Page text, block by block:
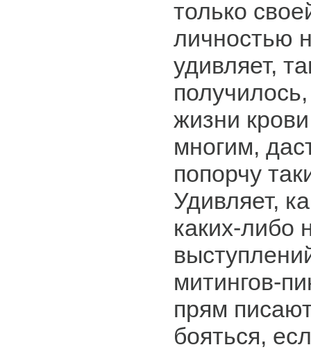
только
личностью
удивляет,
жизни
многим,
попорчу
Удивляет,
каких-либо
митингов-
прям
бояться,